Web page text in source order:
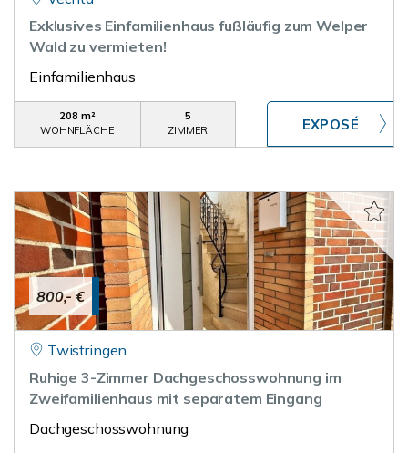
Exklusives Einfamilienhaus fußläufig zum Welper
Wald zu vermieten!
Einfamilienhaus
208 m²
WOHNFLÄCHE
5
ZIMMER
800,- €
Twistringen
Ruhige 3-Zimmer Dachgeschosswohnung im
Zweifamilienhaus mit separatem Eingang
Dachgeschosswohnung